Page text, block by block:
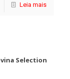
Leia mais
Selection